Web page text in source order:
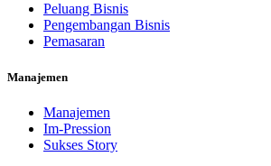
Peluang Bisnis
Pengembangan Bisnis
Pemasaran
Manajemen
Manajemen
Im-Pression
Sukses Story